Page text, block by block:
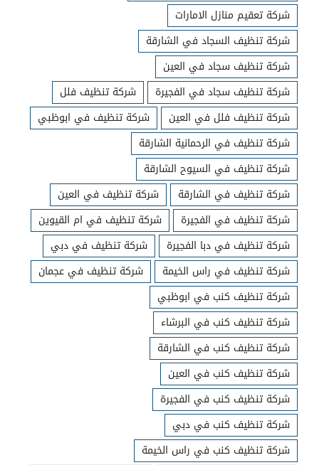
شركة تعقيم منازل الامارات
شركة تنظيف السجاد في الشارقة
شركة تنظيف سجاد في العين
شركة تنظيف سجاد في الفجيرة
شركة تنظيف فلل
شركة تنظيف فلل في العين
شركة تنظيف في ابوظبي
شركة تنظيف في الرحمانية الشارقة
شركة تنظيف في السيوح الشارقة
شركة تنظيف في الشارقة
شركة تنظيف في العين
شركة تنظيف في الفجيرة
شركة تنظيف في ام القيوين
شركة تنظيف في دبا الفجيرة
شركة تنظيف في دبي
شركة تنظيف في راس الخيمة
شركة تنظيف في عجمان
شركة تنظيف كنب في ابوظبي
شركة تنظيف كنب في البرشاء
شركة تنظيف كنب في الشارقة
شركة تنظيف كنب في العين
شركة تنظيف كنب في الفجيرة
شركة تنظيف كنب في دبي
شركة تنظيف كنب في راس الخيمة